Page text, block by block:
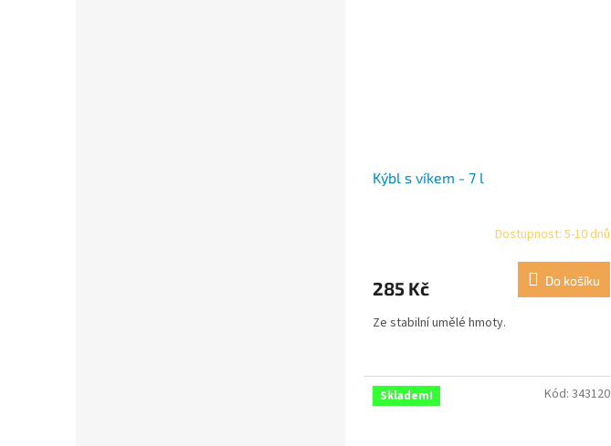
Kýbl s víkem - 7 l
Dostupnost: 5-10 dnů
285 Kč Do košíku
Ze stabilní umělé hmoty.
Skladem! Kód: 343120